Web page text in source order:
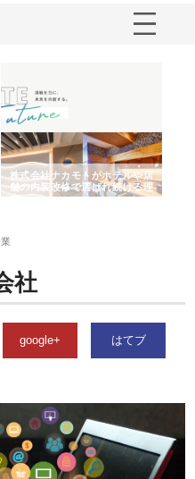
株式会社ナカモトがホテルや店
舗の内装改修で選ばれ続ける理
由
社
google+ はてブ